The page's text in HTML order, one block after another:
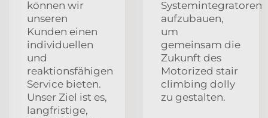
können wir
unseren
Kunden einen
individuellen
und
reaktionsfähigen
Service bieten.
Unser Ziel ist es,
langfristige,
Systemintegratoren
aufzubauen,
um
gemeinsam die
Zukunft des
Motorized stair
climbing dolly
zu gestalten.